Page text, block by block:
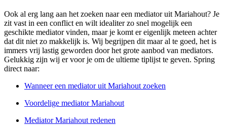
Ook al erg lang aan het zoeken naar een mediator uit Mariahout? Je
zit vast in een conflict en wilt idealiter zo snel mogelijk een
geschikte mediator vinden, maar je komt er eigenlijk meteen achter
dat dit niet zo makkelijk is. Wij begrijpen dit maar al te goed, het is
immers vrij lastig geworden door het grote aanbod van mediators.
Gelukkig zijn wij er voor je om de ultieme tiplijst te geven. Spring
direct naar:
Wanneer een mediator uit Mariahout zoeken
Voordelige mediator Mariahout
Mediator Mariahout redenen